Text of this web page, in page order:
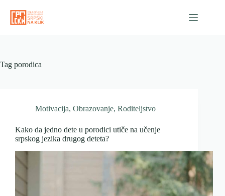
content
Tag porodica
Motivacija, Obrazovanje, Roditeljstvo
Kako da jedno dete u porodici utiče na učenje
srpskog jezika drugog deteta?